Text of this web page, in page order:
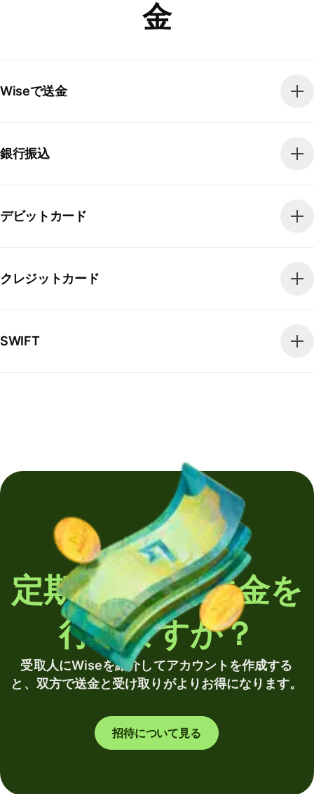
金
Wiseで送金
銀行振込
デビットカード
クレジットカード
SWIFT
定期的に海外送金を
行いますか？
受取人にWiseを紹介してアカウントを作成する
と、双方で送金と受け取りがよりお得になります。
招待について見る